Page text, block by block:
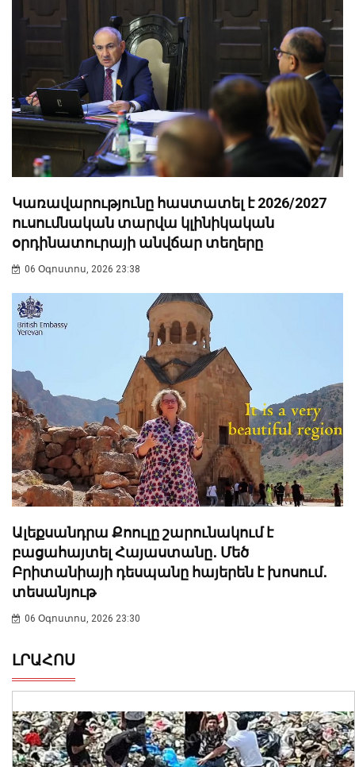
Կառավարությունը հաստատել է 2026/2027
ուսումնական տարվա կլինիկական
օրդինատուրայի անվճար տեղերը
06 Օգոստոս, 2026 23:38
Ալեքսանդրա Քոուլը շարունակում է
բացահայտել Հայաստանը․ Մեծ
Բրիտանիայի դեսպանը հայերեն է խոսում․
տեսանյութ
06 Օգոստոս, 2026 23:30
ԼՐԱՀՈՍ